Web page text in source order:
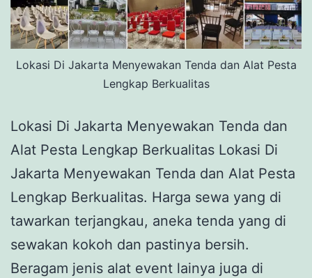
Lokasi Di Jakarta Menyewakan Tenda dan Alat Pesta
Lengkap Berkualitas
Lokasi Di Jakarta Menyewakan Tenda dan
Alat Pesta Lengkap Berkualitas Lokasi Di
Jakarta Menyewakan Tenda dan Alat Pesta
Lengkap Berkualitas. Harga sewa yang di
tawarkan terjangkau, aneka tenda yang di
sewakan kokoh dan pastinya bersih.
Beragam jenis alat event lainya juga di